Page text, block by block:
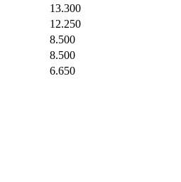
13.300
12.250
8.500
8.500
6.650